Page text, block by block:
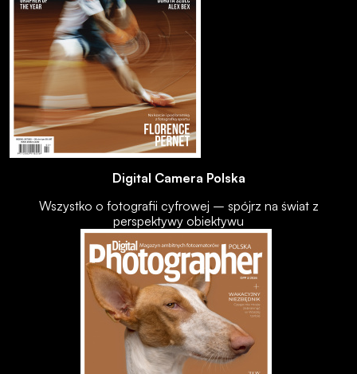
Digital Camera Polska
Wszystko o fotografii cyfrowej – spójrz na świat z
perspektywy obiektywu